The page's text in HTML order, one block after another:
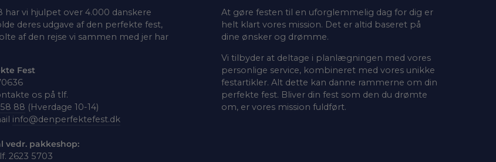
har vi hjulpet over 4.000 danskere
deres udgave af den perfekte fest,
af den rejse vi sammen med jer har
Fest
os på tlf.
88 (Hverdage 10-14)
info@denperfektefest.dk
vedr. pakkeshop:
2623 5703
At gøre festen til en uforglemmelig dag for dig er
helt klart vores mission. Det er altid baseret på
dine ønsker og drømme.
Vi tilbyder at deltage i planlægningen med vores
personlige service, kombineret med vores unikke
festartikler. Alt dette kan danne rammerne om din
perfekte fest. Bliver din fest som den du drømte
om, er vores mission fuldført.